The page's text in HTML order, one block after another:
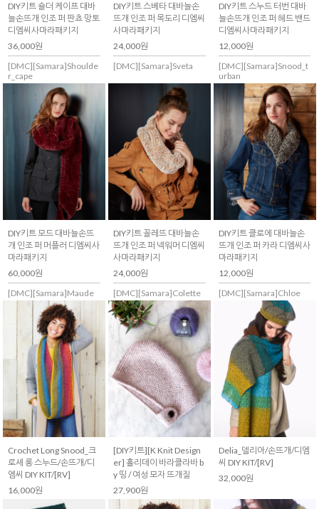
DIY키트 숄더 케이프 대바
늘손뜨개 인조 퍼 판쵸 망토
디엠씨사마라패키지
36,000원
[DMC][Samara]Shoulde
r_cape
DIY키트 스베타 대바늘손
뜨개 인조 퍼 목도리 디엠씨
사마라패키지
24,000원
[DMC][Samara]Sveta
DIY키트 스누드 터번 대바
늘손뜨개 인조 퍼 헤드 밴드
디엠씨사마라패키지
12,000원
[DMC][Samara]Snood_t
urban
DIY키트 모드 대바늘손뜨
개 인조 퍼 머플러 디엠씨사
마라패키지
60,000원
[DMC][Samara]Maude
DIY키트 꼴레뜨 대바늘손
뜨개 인조 퍼 넥워머 디엠씨
사마라패키지
24,000원
[DMC][Samara]Colette
DIY키트 클로에 대바늘손
뜨개 인조 퍼 카라 디엠씨사
마라패키지
12,000원
[DMC][Samara]Chloe
Crochet Long Snood_크
로셰 롱 스누드/손뜨개/디
엠씨 DIY KIT/[RV]
16,000원
[DIY키트][K Knit Design
er] 홀리데이 바라클라바 b
y 띵 / 여성 모자 뜨개질
27,900원
Delia_델리아/손뜨개/디엠
씨 DIY KIT/[RV]
32,000원